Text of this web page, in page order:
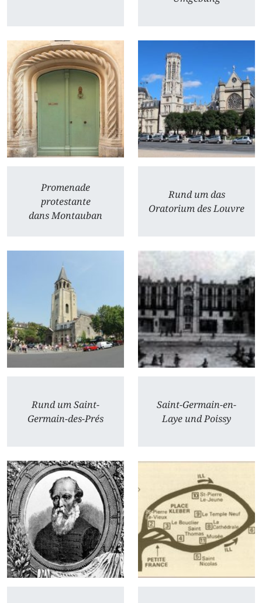
Promenade
protestante
dans Montauban
Rund um das
Oratorium des Louvre
Rund um Saint-
Germain-des-Prés
Saint-Germain-en-
Laye und Poissy